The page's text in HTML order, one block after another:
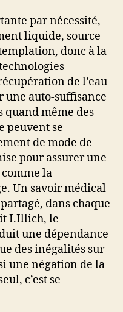
par nécessité,
liquide, source
donc à la
de l’eau
auto-suffisance
quand même des
peuvent se
de mode de
pour assurer une
la
Un savoir médical
dans chaque
I.Illich, le
une dépendance
des inégalités sur
une négation de la
c’est se